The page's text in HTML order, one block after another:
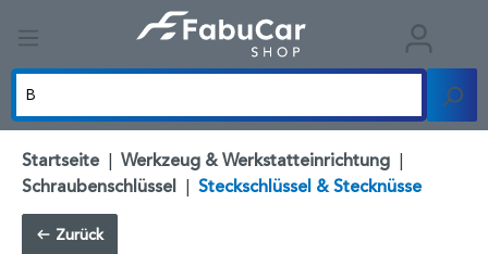
Startseite | Werkzeug & Werkstatteinrichtung |
Schraubenschlüssel | Steckschlüssel & Stecknüsse
Zurück